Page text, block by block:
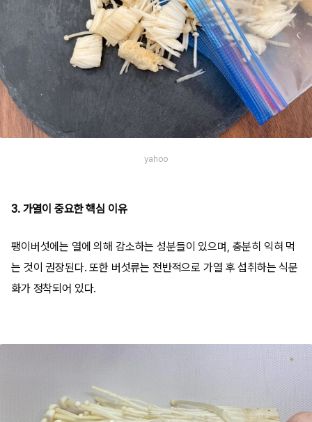
yahoo
3. 가열이 중요한 핵심 이유
팽이버섯에는 열에 의해 감소하는 성분들이 있으며, 충분히 익혀 먹
는 것이 권장된다. 또한 버섯류는 전반적으로 가열 후 섭취하는 식문
화가 정착되어 있다.